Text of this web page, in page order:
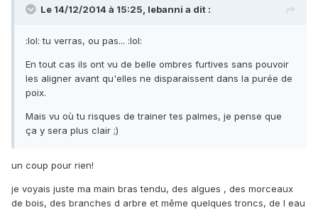
Le 14/12/2014 à 15:25, lebanni a dit :
:lol: tu verras, ou pas... :lol:
En tout cas ils ont vu de belle ombres furtives sans pouvoir
les aligner avant qu'elles ne disparaissent dans la purée de
poix.
Mais vu où tu risques de trainer tes palmes, je pense que
ça y sera plus clair ;)
un coup pour rien!
je voyais juste ma main bras tendu, des algues , des morceaux
de bois, des branches d arbre et même quelques troncs, de l eau